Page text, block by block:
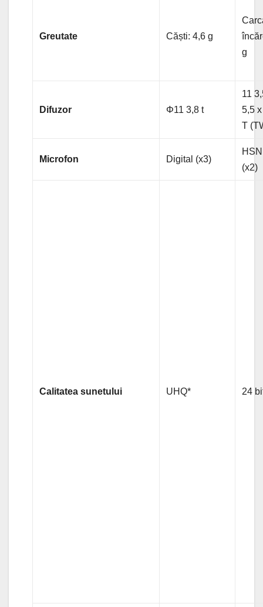
Greutate Căști: 4,6 g
g
Difuzor Φ11 3,8 t
11
5,5
T
Microfon Digital (x3)
(x2)
Calitatea sunetului UHQ* 24